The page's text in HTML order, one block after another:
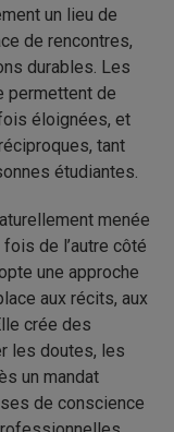
un lieu de
de rencontres,
durables. Les
permettent de
éloignées, et
tant
étudiantes.
menée
de l’autre côté
une approche
aux récits, aux
crée des
les doutes, les
un mandat
de conscience